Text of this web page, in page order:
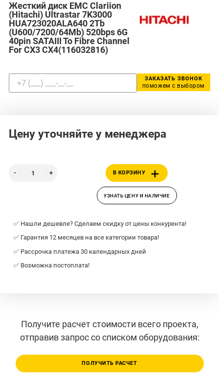
Жесткий диск EMC Clariion
(Hitachi) Ultrastar 7K3000
HUA723020ALA640 2Tb
(U600/7200/64Mb) 520bps 6G
40pin SATAIII To Fibre Channel
For CX3 CX4(116032816)
ЗАКАЗАТЬ ЗВОНОК
поможем с выбором
Цену уточняйте у менеджера
В КОРЗИНУ
УЗНАТЬ ЦЕНУ И НАЛИЧИЕ
✅ Нашли дешевле? Сделаем скидку от цены конкурента!
✅ Гарантия 12 месяцев на все категории товара!
✅ Рассрочка платежа 30 календарных дней
✅ Возможна постоплата!
Получите расчет стоимости всего проекта,
отправив запрос со списком оборудования:
ПОЛУЧИТЬ РАСЧЕТ